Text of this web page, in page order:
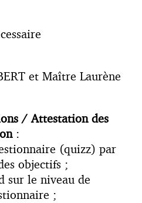
et Maître Laurène
/ Attestation des
:
(quizz) par
objectifs ;
sur le niveau de
;